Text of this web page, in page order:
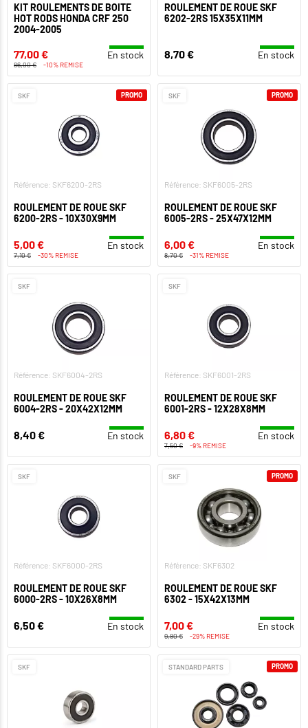
KIT ROULEMENTS DE BOITE
HOT RODS HONDA CRF 250
2004-2005
77,00 € En stock
86,00 € -10% REMISE
ROULEMENT DE ROUE SKF
6202-2RS 15X35X11MM
8,70 € En stock
SKF
Référence: SKF6200-2RS
ROULEMENT DE ROUE SKF
6200-2RS - 10X30X9MM
5,00 € En stock
7,10 € -30% REMISE
PROMO SKF
Référence: SKF6005-2RS
ROULEMENT DE ROUE SKF
6005-2RS - 25X47X12MM
6,00 € En stock
8,70 € -31% REMISE
PROMO
SKF
Référence: SKF6004-2RS
ROULEMENT DE ROUE SKF
6004-2RS - 20X42X12MM
8,40 € En stock
SKF
Référence: SKF6001-2RS
ROULEMENT DE ROUE SKF
6001-2RS - 12X28X8MM
6,80 € En stock
7,50 € -9% REMISE
SKF
Référence: SKF6000-2RS
ROULEMENT DE ROUE SKF
6000-2RS - 10X26X8MM
6,50 € En stock
SKF
Référence: SKF6302
ROULEMENT DE ROUE SKF
6302 - 15X42X13MM
7,00 € En stock
9,80 € -29% REMISE
PROMO
SKF STANDARD PARTS PROMO